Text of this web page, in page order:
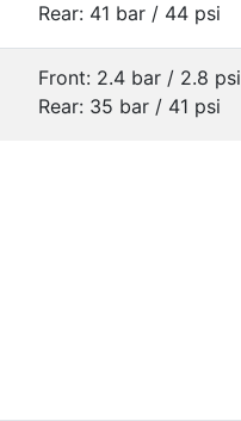
Rear: 41 bar / 44 psi
Front: 2.4 bar / 2.8 psi
Rear: 35 bar / 41 psi